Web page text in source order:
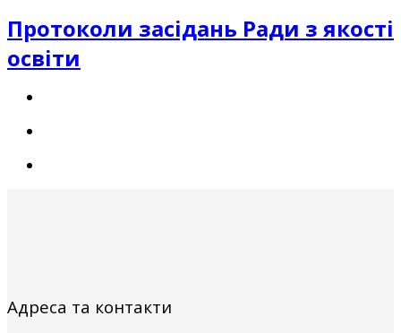
Протоколи засідань Ради з якості
освіти
Адреса та контакти